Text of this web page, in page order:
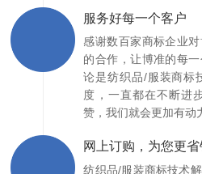
服务好每一个客户
感谢数百家商标企业
的合作，让博准的每
论是纺织品/服装商标
度，一直都在不断进
赞，我们就会更加有动
网上订购，为您更省
纺织品/服装商标技术